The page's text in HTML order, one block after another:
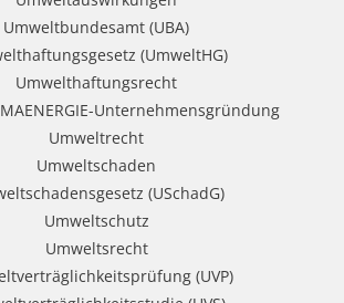
Umweltbundesamt (UBA)
(UmweltHG)
Umwelthaftungsrecht
Unternehmensgründung
Umweltrecht
Umweltschaden
(USchadG)
Umweltschutz
Umweltsrecht
(UVP)